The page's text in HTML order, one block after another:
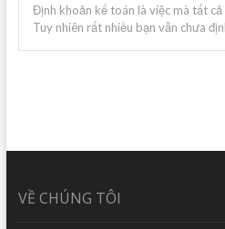
Định khoản kế toán là việc mà tất
Tuy nhiên rất nhiều bạn vẫn chưa
VỀ CHÚNG TÔI